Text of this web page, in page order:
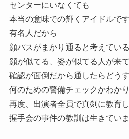
センターにいなくても
本当の意味での輝くアイドルです
有名人だから
顔パスがまかり通ると考えてい
顔が似てる、姿が似てる人が来
確認が面倒だから通したらどう
何のための警備チェックかわか
再度、出演者全員で真剣に教育
握手会の事件の教訓は生きてい